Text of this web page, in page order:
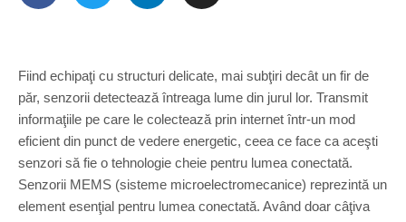
Fiind echipaţi cu structuri delicate, mai subţiri decât un fir de
păr, senzorii detectează întreaga lume din jurul lor. Transmit
informaţiile pe care le colectează prin internet într-un mod
eficient din punct de vedere energetic, ceea ce face ca aceşti
senzori să fie o tehnologie cheie pentru lumea conectată.
Senzorii MEMS (sisteme microelectromecanice) reprezintă un
element esenţial pentru lumea conectată. Având doar câţiva